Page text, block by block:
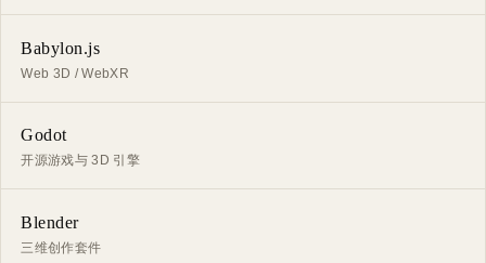
Babylon.js
Web 3D / WebXR
Godot
开源游戏与 3D 引擎
Blender
三维创作套件